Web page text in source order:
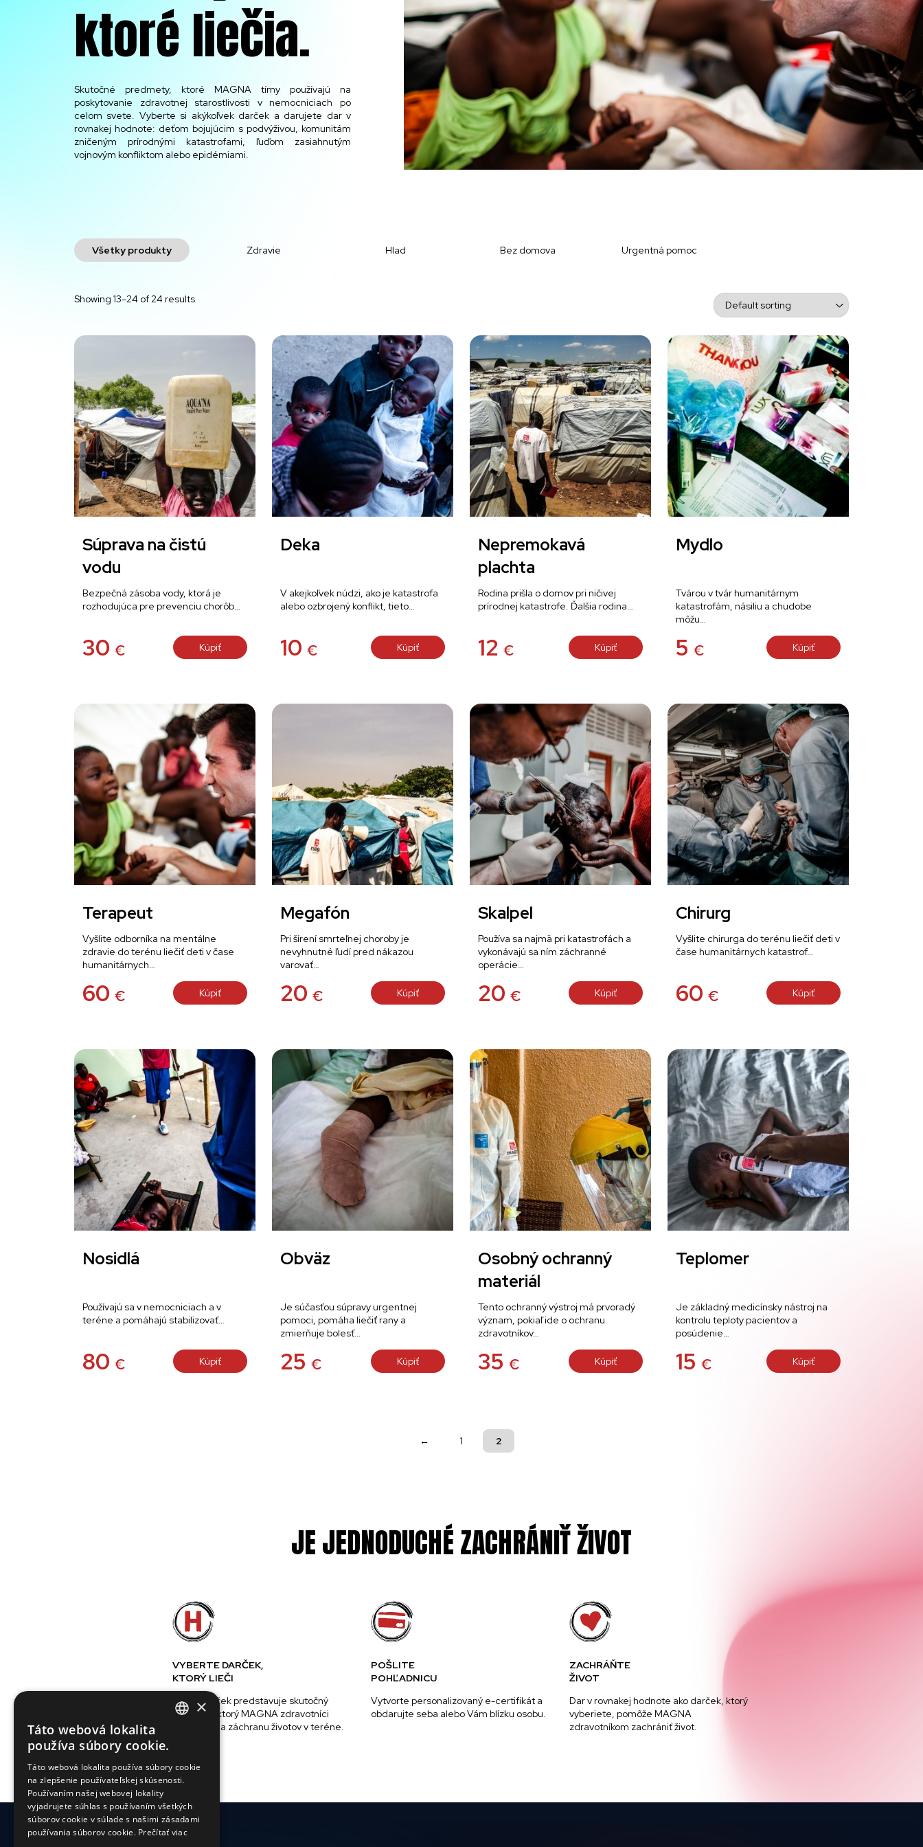
ktoré liečia.
Skutočné predmety, ktoré MAGNA tímy používajú na
poskytovanie zdravotnej starostlivosti v nemocniciach po
celom svete. Vyberte si akýkoľvek darček a darujete dar v
rovnakej hodnote: deťom bojujúcim s podvýživou, komunitám
zničeným prírodnými katastrofami, ľuďom zasiahnutým
vojnovým konfliktom alebo epidémiami.
Všetky produkty Zdravie Hlad Bez domova Urgentná pomoc
Showing 13–24 of 24 results
Súprava na čistú
vodu
30 €
Bezpečná zásoba vody, ktorá je
rozhodujúca pre prevenciu chorôb…
Kúpiť
Deka
10 €
V akejkoľvek núdzi, ako je katastrofa
alebo ozbrojený konflikt, tieto…
Kúpiť
Nepremokavá
plachta
12 €
Rodina prišla o domov pri ničivej
prírodnej katastrofe. Ďalšia rodina…
Kúpiť
Mydlo
5 €
Tvárou v tvár humanitárnym
katastrofám, násiliu a chudobe
môžu…
Kúpiť
Terapeut
60 €
Vyšlite odborníka na mentálne
zdravie do terénu liečiť deti v čase
humanitárnych…
Kúpiť
Megafón
20 €
Pri šírení smrteľnej choroby je
nevyhnutné ľudí pred nákazou
varovať…
Kúpiť
Skalpel
20 €
Používa sa najmä pri katastrofách a
vykonávajú sa ním záchranné
operácie…
Kúpiť
Chirurg
60 €
Vyšlite chirurga do terénu liečiť deti v
čase humanitárnych katastrof…
Kúpiť
Nosidlá
80 €
Používajú sa v nemocniciach a v
teréne a pomáhajú stabilizovať…
Kúpiť
Obväz
25 €
Je súčasťou súpravy urgentnej
pomoci, pomáha liečiť rany a
zmierňuje bolesť…
Kúpiť
Osobný ochranný
materiál
35 €
Tento ochranný výstroj má prvoradý
význam, pokiaľ ide o ochranu
zdravotníkov…
Kúpiť
Teplomer
15 €
Je základný medicínsky nástroj na
kontrolu teploty pacientov a
posúdenie…
Kúpiť
← 1 2
JE JEDNODUCHÉ ZACHRÁNIŤ ŽIVOT
VYBERTE DARČEK,
KTORÝ LIEČI
Každý darček predstavuje skutočný
predmet, ktorý MAGNA zdravotníci
používajú na záchranu životov v teréne.
POŠLITE
POHĽADNICU
Vytvorte personalizovaný e-certifikát a
obdarujte seba alebo Vám blízku osobu.
ZACHRÁŇTE
ŽIVOT
Dar v rovnakej hodnote ako darček, ktorý
vyberiete, pomôže MAGNA
zdravotníkom zachrániť život.
CZECH
FRENCH
×
Táto webová lokalita
používa súbory cookie.
Táto webová lokalita používa súbory cookie
na zlepšenie používateľskej skúsenosti.
Používaním našej webovej lokality
vyjadrujete súhlas s používaním všetkých
súborov cookie v súlade s našimi zásadami
používania súborov cookie. Prečítať viac